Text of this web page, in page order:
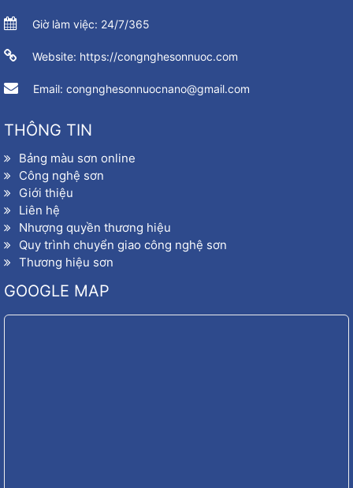
Giờ làm việc: 24/7/365
Website: https://congnghesonnuoc.com
Email: congnghesonnuocnano@gmail.com
THÔNG TIN
Bảng màu sơn online
Công nghệ sơn
Giới thiệu
Liên hệ
Nhượng quyền thương hiệu
Quy trình chuyển giao công nghệ sơn
Thương hiệu sơn
GOOGLE MAP